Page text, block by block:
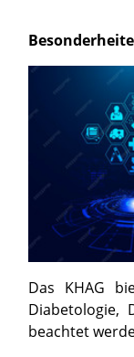
Das KHAG
Diabetologie,
beachtet